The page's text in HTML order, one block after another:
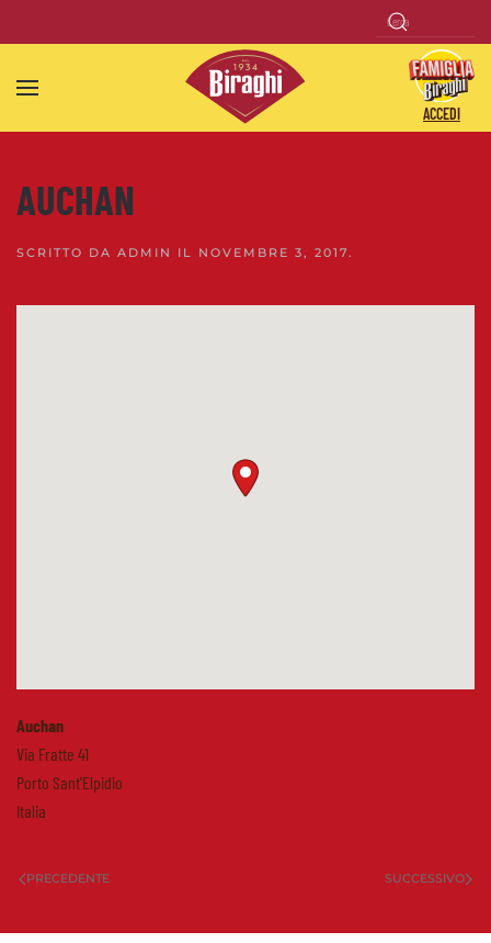
Skip to main content
ACCEDI
AUCHAN
SCRITTO DA ADMIN IL NOVEMBRE 3, 2017.
Auchan
Via Fratte 41
Porto Sant'Elpidio
Italia
PRECEDENTE SUCCESSIVO